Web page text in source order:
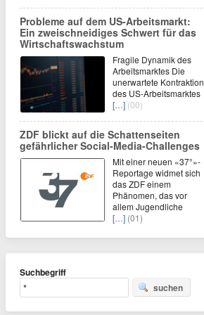
Probleme auf dem US-Arbeitsmarkt:
Ein zweischneidiges Schwert für das
Wirtschaftswachstum
Fragile Dynamik des
Arbeitsmarktes Die
unerwartete Kontraktion
des US-Arbeitsmarktes
[…] (00)
ZDF blickt auf die Schattenseiten
gefährlicher Social-Media-Challenges
Mit einer neuen «37°»-
Reportage widmet sich
das ZDF einem
Phänomen, das vor
allem Jugendliche
[…] (01)
Suchbegriff
suchen